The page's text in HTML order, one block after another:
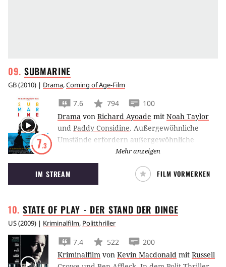
SUBMARINE
GB(2010) | Drama,Coming of Age-Film
7.3
7.6 794
100
Drama von Richard Ayoade mit Noah Taylor
und Paddy Considine. Außergewöhnliche
Umstände erfordern außergewöhnliche
Submarinemuss Oliver Tate
(Craig Roberts), ein verschrobener Teenager,
mit vielen Problemen gleichzeitig fertig
werden. Auf der Beliebtheitsskala seiner
schöne Jordana (Yasmin Paige) hat sein Herz
gestohlen und die Ehe seiner Eltern lief auch
schmiedet also so manchen Plan, um seine
Mutter (Sally Hawkins) vor einer Dummheit
Mehr anzeigen
IM STREAM FILM VORMERKEN
STATE OF PLAY - DER STAND DER DINGE
US(2009) | Kriminalfilm, Politthriller
7.4 522
200
Kriminalfilm von Kevin Macdonald mit Russell